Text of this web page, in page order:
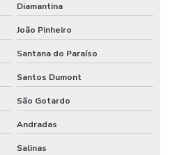
Diamantina
João Pinheiro
Santana do Paraíso
Santos Dumont
São Gotardo
Andradas
Salinas